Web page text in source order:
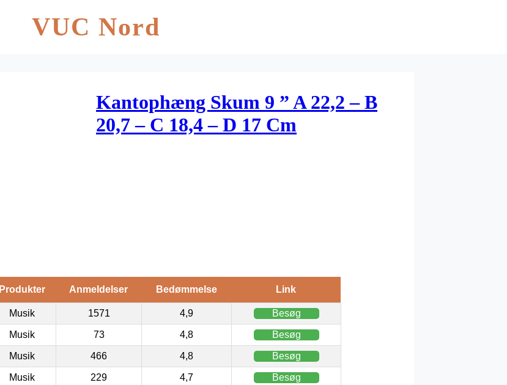
VUC Nord
Kantophæng Skum 9 ” A 22,2 – B
20,7 – C 18,4 – D 17 Cm
Produkter Anmeldelser Bedømmelse Link
Musik 1571 4,9 Besøg
Musik 73 4,8 Besøg
Musik 466 4,8 Besøg
Musik 229 4,7 Besøg